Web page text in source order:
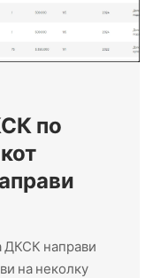
по
ДКСК направи
на неколку